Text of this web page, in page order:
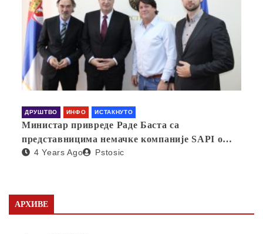
ДРУШТВО ИНФО ИСТАКНУТО
Министар привреде Раде Баста са
представницима немачке компаније SAPI о
отварању фабрике у Србији
4 Years Ago Pstosic
АРХИВЕ